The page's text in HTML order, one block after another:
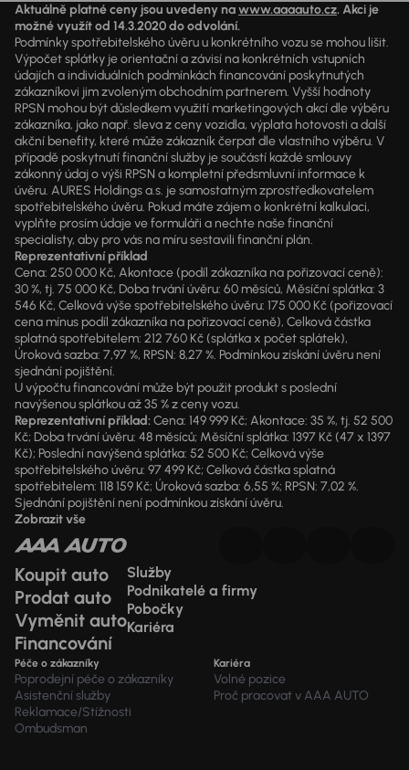
Aktuálně platné ceny jsou uvedeny nawww.aaaauto.cz. Akci je
možné využít od 14.3.2020 do odvolání.
Podmínky spotřebitelského úvěru u konkrétního vozu se mohou lišit.
Výpočet splátky je orientační a závisí na konkrétních vstupních
údajích a individuálních podmínkách financování poskytnutých
zákazníkovi jim zvoleným obchodním partnerem. Vyšší hodnoty
RPSN mohou být důsledkem využití marketingových akcí dle výběru
zákazníka, jako např. sleva z ceny vozidla, výplata hotovosti a další
akční benefity, které může zákazník čerpat dle vlastního výběru. V
případě poskytnutí finanční služby je součástí každé smlouvy
zákonný údaj o výši RPSN a kompletní předsmluvní informace k
úvěru. AURES Holdings a.s. je samostatným zprostředkovatelem
spotřebitelského úvěru. Pokud máte zájem o konkrétní kalkulaci,
vyplňte prosím údaje ve formuláři a nechte naše finanční
specialisty, aby pro vás na míru sestavili finanční plán.
Reprezentativní příklad
Cena: 250 000 Kč, Akontace (podíl zákazníka na pořizovací ceně):
30 %, tj. 75 000 Kč, Doba trvání úvěru: 60 měsíců, Měsíční splátka: 3
546 Kč, Celková výše spotřebitelského úvěru: 175 000 Kč (pořizovací
cena mínus podíl zákazníka na pořizovací ceně), Celková částka
splatná spotřebitelem: 212 760 Kč (splátka x počet splátek),
Úroková sazba: 7,97 %, RPSN: 8,27 %. Podmínkou získání úvěru není
sjednání pojištění.
U výpočtu financování může být použit produkt s poslední
navýšenou splátkou až 35 % z ceny vozu.
Reprezentativní příklad:Cena: 149 999 Kč; Akontace: 35 %, tj. 52 500
Kč; Doba trvání úvěru: 48 měsíců; Měsíční splátka: 1397 Kč (47 x 1397
Kč); Poslední navýšená splátka: 52 500 Kč; Celková výše
spotřebitelského úvěru: 97 499 Kč; Celková částka splatná
spotřebitelem: 118 159 Kč; Úroková sazba: 6,55 %; RPSN: 7,02 %.
Sjednání pojištění není podmínkou získání úvěru.
Zobrazit vše
Koupit auto
Prodat auto
Vyměnit auto
Financování
Služby
Podnikatelé a firmy
Pobočky
Kariéra
Péče o zákazníky
Poprodejní péče o zákazníky
Asistenční služby
Reklamace/Stížnosti
Ombudsman
Kariéra
Volné pozice
Proč pracovat v AAA AUTO